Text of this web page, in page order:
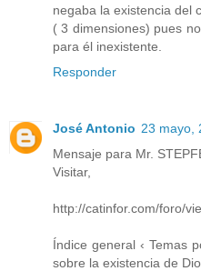
negaba la existencia del
( 3 dimensiones) pues
para él inexistente.
Responder
José Antonio 23 mayo,
Mensaje para Mr.
Visitar,
http://catinfor.com/foro/
Índice general ‹ Temas
sobre la existencia de